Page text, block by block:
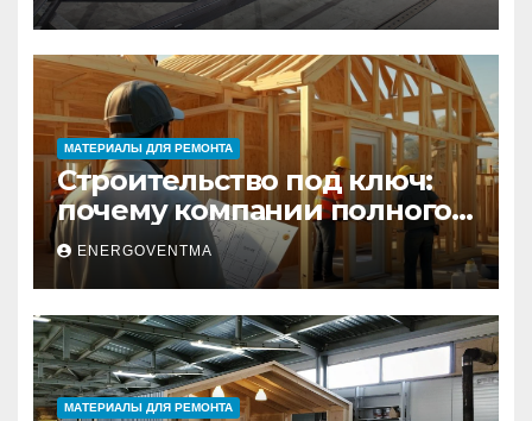
практический гид
МАТЕРИАЛЫ ДЛЯ РЕМОНТА
Строительство под ключ:
почему компании полного
цикла меняют рынок
недвижимости
ENERGOVENTMA
МАТЕРИАЛЫ ДЛЯ РЕМОНТА